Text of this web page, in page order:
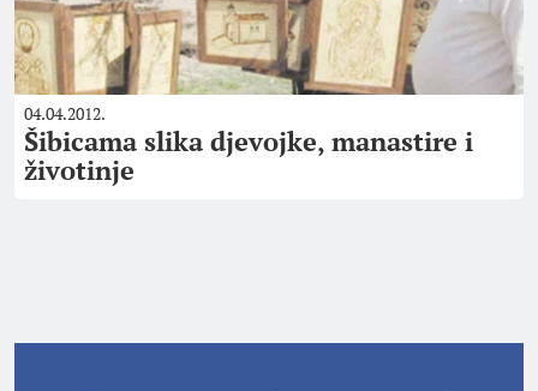
04.04.2012.
Šibicama slika djevojke, manastire i
životinje